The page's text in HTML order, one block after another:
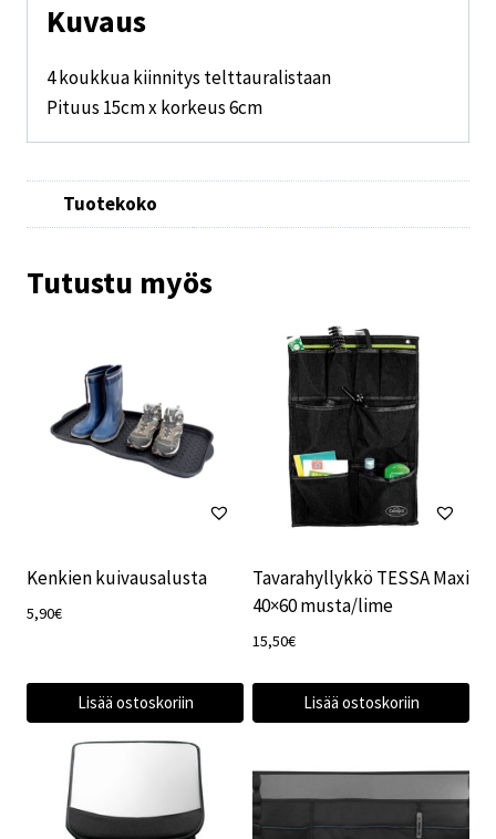
Kuvaus
4 koukkua kiinnitys telttauralistaan
Pituus 15cm x korkeus 6cm
Tuotekoko
Tutustu myös
Kenkien kuivausalusta
5,90€
Lisää ostoskoriin
Tavarahyllykkö TESSA Maxi
40×60 musta/lime
15,50€
Lisää ostoskoriin